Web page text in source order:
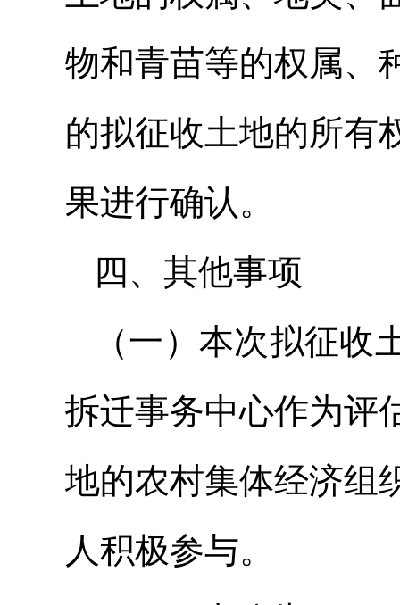
物和青苗等的权属、
的拟征收土地的所有
果进行确认。
四、其他事项
（一）本次拟征
拆迁事务中心作为评
地的农村集体经济组
人积极参与。